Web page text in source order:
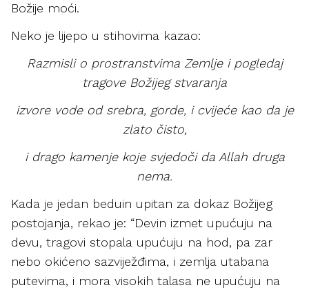
Božije moći.
Neko je lijepo u stihovima kazao:
Razmisli o prostranstvima Zemlje i pogledaj
tragove Božijeg stvaranja
izvore vode od srebra, gorde, i cvijeće kao da je
zlato čisto,
i drago kamenje koje svjedoči da Allah druga
nema.
Kada je jedan beduin upitan za dokaz Božijeg
postojanja, rekao je: “Devin izmet upućuju na
devu, tragovi stopala upućuju na hod, pa zar
nebo okićeno sazviježđima, i zemlja utabana
putevima, i mora visokih talasa ne upućuju na